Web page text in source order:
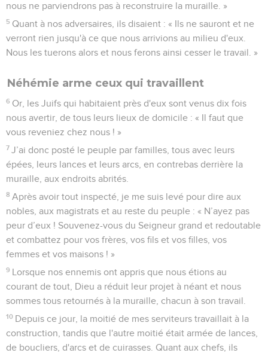
nous ne parviendrons pas à reconstruire la muraille. »
5 Quant à nos adversaires, ils disaient : « Ils ne sauront et ne
verront rien jusqu'à ce que nous arrivions au milieu d'eux.
Nous les tuerons alors et nous ferons ainsi cesser le travail. »
Néhémie arme ceux qui travaillent
6 Or, les Juifs qui habitaient près d'eux sont venus dix fois
nous avertir, de tous leurs lieux de domicile : « Il faut que
vous reveniez chez nous ! »
7 J’ai donc posté le peuple par familles, tous avec leurs
épées, leurs lances et leurs arcs, en contrebas derrière la
muraille, aux endroits abrités.
8 Après avoir tout inspecté, je me suis levé pour dire aux
nobles, aux magistrats et au reste du peuple : « N’ayez pas
peur d’eux ! Souvenez-vous du Seigneur grand et redoutable
et combattez pour vos frères, vos fils et vos filles, vos
femmes et vos maisons ! »
9 Lorsque nos ennemis ont appris que nous étions au
courant de tout, Dieu a réduit leur projet à néant et nous
sommes tous retournés à la muraille, chacun à son travail.
10 Depuis ce jour, la moitié de mes serviteurs travaillait à la
construction, tandis que l'autre moitié était armée de lances,
de boucliers, d'arcs et de cuirasses. Quant aux chefs, ils